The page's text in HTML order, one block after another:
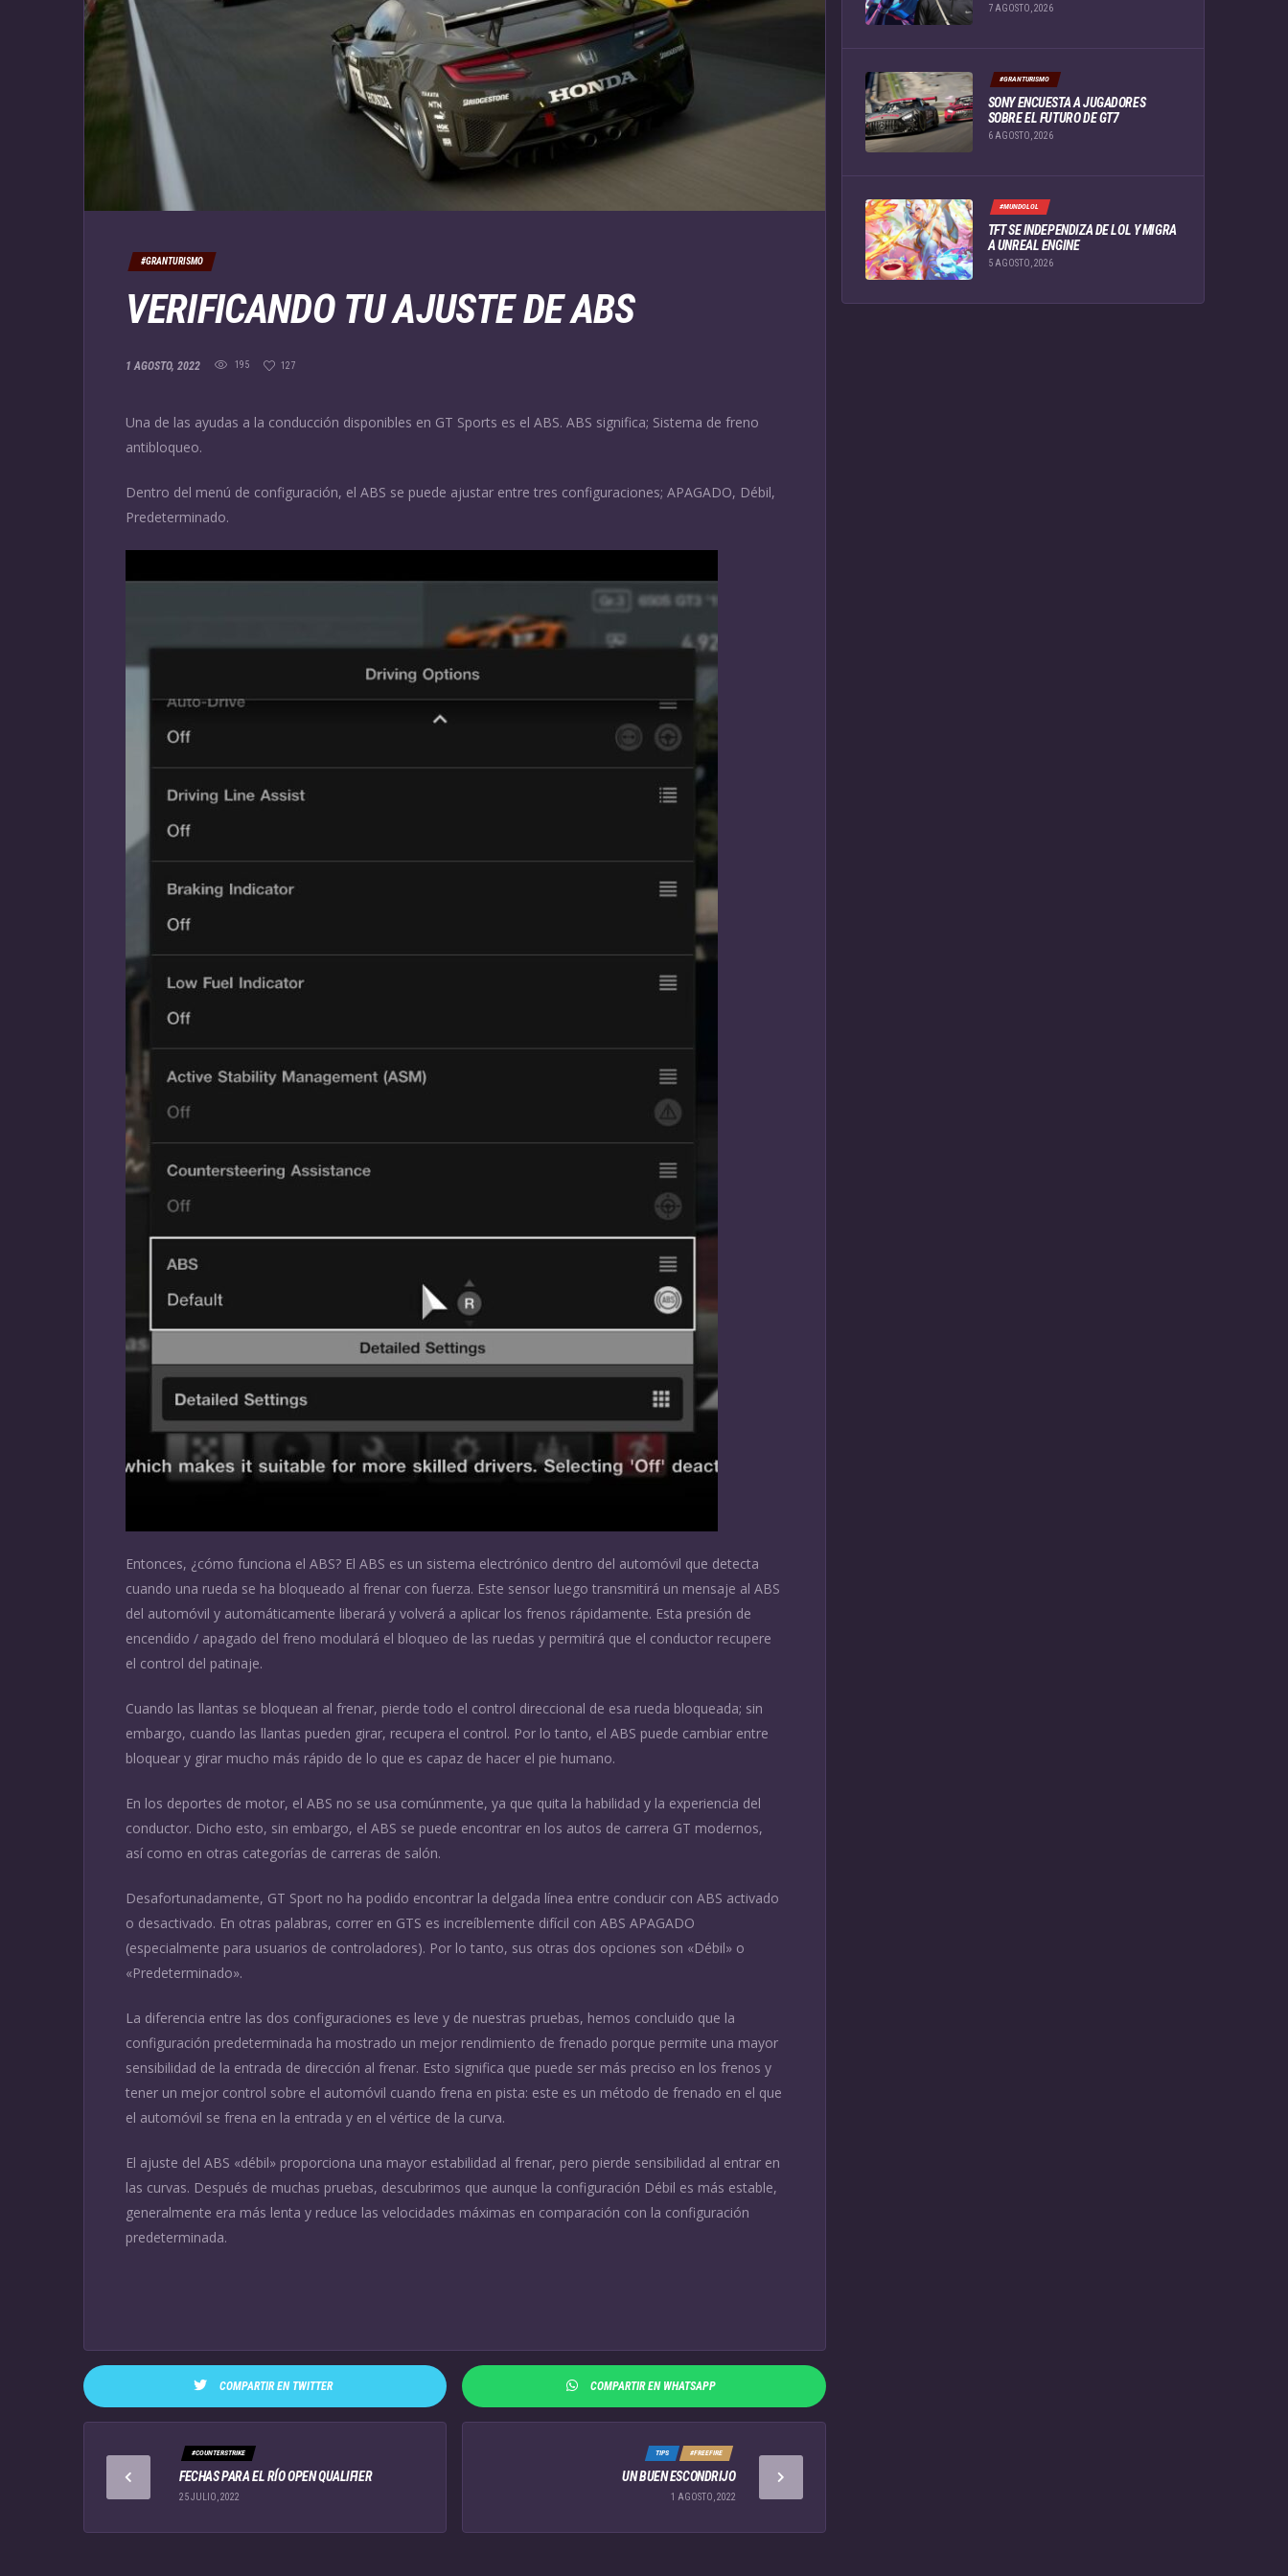
#GRANTURISMO
VERIFICANDO TU AJUSTE DE ABS
1 AGOSTO, 2022 195 127
Una de las ayudas a la conducción disponibles en GT Sports es el ABS. ABS significa; Sistema de freno
antibloqueo.
Dentro del menú de configuración, el ABS se puede ajustar entre tres configuraciones; APAGADO, Débil,
Predeterminado.
Entonces, ¿cómo funciona el ABS? El ABS es un sistema electrónico dentro del automóvil que detecta
cuando una rueda se ha bloqueado al frenar con fuerza. Este sensor luego transmitirá un mensaje al ABS
del automóvil y automáticamente liberará y volverá a aplicar los frenos rápidamente. Esta presión de
encendido / apagado del freno modulará el bloqueo de las ruedas y permitirá que el conductor recupere
el control del patinaje.
Cuando las llantas se bloquean al frenar, pierde todo el control direccional de esa rueda bloqueada; sin
embargo, cuando las llantas pueden girar, recupera el control. Por lo tanto, el ABS puede cambiar entre
bloquear y girar mucho más rápido de lo que es capaz de hacer el pie humano.
En los deportes de motor, el ABS no se usa comúnmente, ya que quita la habilidad y la experiencia del
conductor. Dicho esto, sin embargo, el ABS se puede encontrar en los autos de carrera GT modernos,
así como en otras categorías de carreras de salón.
Desafortunadamente, GT Sport no ha podido encontrar la delgada línea entre conducir con ABS activado
o desactivado. En otras palabras, correr en GTS es increíblemente difícil con ABS APAGADO
(especialmente para usuarios de controladores). Por lo tanto, sus otras dos opciones son «Débil» o
«Predeterminado».
La diferencia entre las dos configuraciones es leve y de nuestras pruebas, hemos concluido que la
configuración predeterminada ha mostrado un mejor rendimiento de frenado porque permite una mayor
sensibilidad de la entrada de dirección al frenar. Esto significa que puede ser más preciso en los frenos y
tener un mejor control sobre el automóvil cuando frena en pista: este es un método de frenado en el que
el automóvil se frena en la entrada y en el vértice de la curva.
El ajuste del ABS «débil» proporciona una mayor estabilidad al frenar, pero pierde sensibilidad al entrar en
las curvas. Después de muchas pruebas, descubrimos que aunque la configuración Débil es más estable,
generalmente era más lenta y reduce las velocidades máximas en comparación con la configuración
predeterminada.
COMPARTIR EN TWITTER COMPARTIR EN WHATSAPP
#COUNTERSTRIKE
FECHAS PARA EL RÍO OPEN QUALIFIER
25 JULIO, 2022
#FREEFIRE
TIPS
UN BUEN ESCONDRIJO
1 AGOSTO, 2022
7 AGOSTO, 2026
#GRANTURISMO
SONY ENCUESTA A JUGADORES
SOBRE EL FUTURO DE GT7
6 AGOSTO, 2026
#MUNDOLOL
TFT SE INDEPENDIZA DE LOL Y MIGRA
A UNREAL ENGINE
5 AGOSTO, 2026